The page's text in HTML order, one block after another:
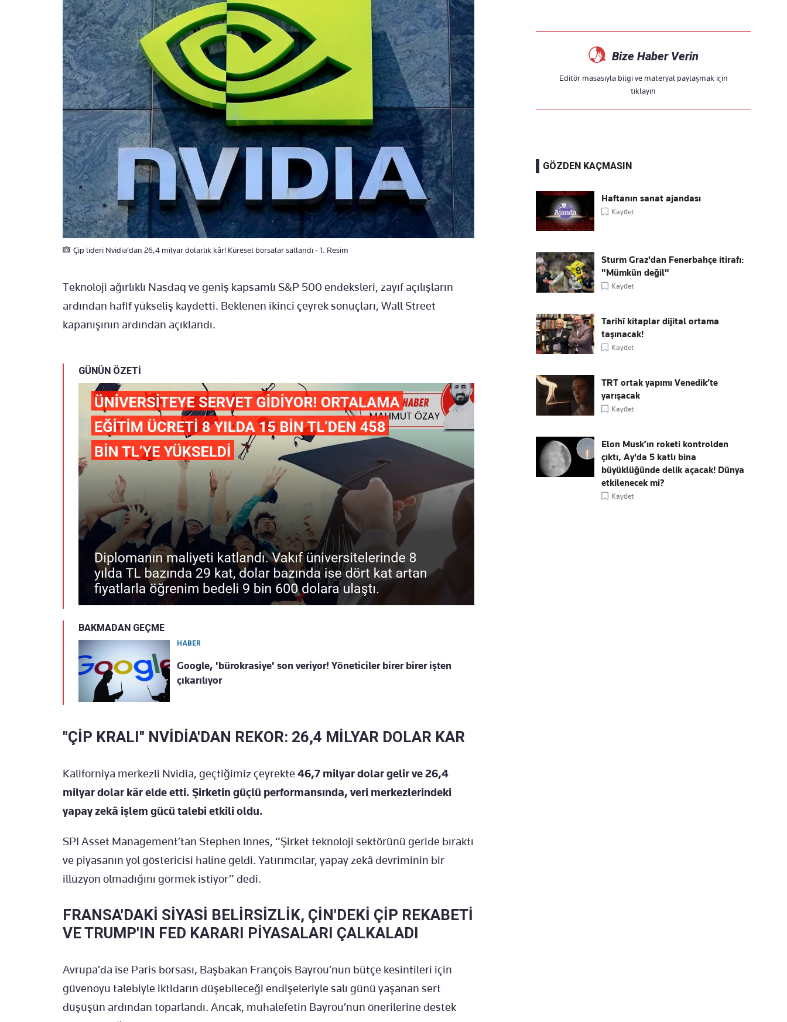
Çip lideri Nvidia’dan 26,4 milyar dolarlık kâr! Küresel borsalar sallandı - 1. Resim
Teknoloji ağırlıklı Nasdaq ve geniş kapsamlı S&P 500 endeksleri, zayıf açılışların
ardından hafif yükseliş kaydetti. Beklenen ikinci çeyrek sonuçları, Wall Street
kapanışının ardından açıklandı.
GÜNÜN ÖZETİ
BAKMADAN GEÇME
HABER
Google, 'bürokrasiye' son veriyor! Yöneticiler birer birer işten
çıkarılıyor
"ÇİP KRALI" NVİDİA'DAN REKOR: 26,4 MİLYAR DOLAR KAR
Kaliforniya merkezli Nvidia, geçtiğimiz çeyrekte 46,7 milyar dolar gelir ve 26,4
milyar dolar kâr elde etti. Şirketin güçlü performansında, veri merkezlerindeki
yapay zekâ işlem gücü talebi etkili oldu.
SPI Asset Management’tan Stephen Innes, “Şirket teknoloji sektörünü geride bıraktı
ve piyasanın yol göstericisi haline geldi. Yatırımcılar, yapay zekâ devriminin bir
illüzyon olmadığını görmek istiyor” dedi.
FRANSA'DAKİ SİYASİ BELİRSİZLİK, ÇİN'DEKİ ÇİP REKABETİ
VE TRUMP'IN FED KARARI PİYASALARI ÇALKALADI
Avrupa’da ise Paris borsası, Başbakan François Bayrou’nun bütçe kesintileri için
güvenoyu talebiyle iktidarın düşebileceği endişeleriyle salı günü yaşanan sert
düşüşün ardından toparlandı. Ancak, muhalefetin Bayrou’nun önerilerine destek
Bize Haber Verin
Editör masasıyla bilgi ve materyal paylaşmak için
tıklayın
GÖZDEN KAÇMASIN
Haftanın sanat ajandası
Kaydet
Sturm Graz'dan Fenerbahçe itirafı:
"Mümkün değil"
Kaydet
Tarihî kitaplar dijital ortama
taşınacak!
Kaydet
TRT ortak yapımı Venedik’te
yarışacak
Kaydet
Elon Musk’ın roketi kontrolden
çıktı, Ay'da 5 katlı bina
büyüklüğünde delik açacak! Dünya
etkilenecek mi?
Kaydet